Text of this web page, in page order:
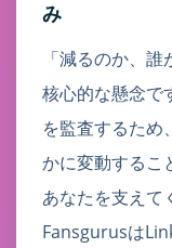
み
「減るのか、
核心的な懸念で
を監査するため
かに変動するこ
あなたを支えて
Fansgurusは